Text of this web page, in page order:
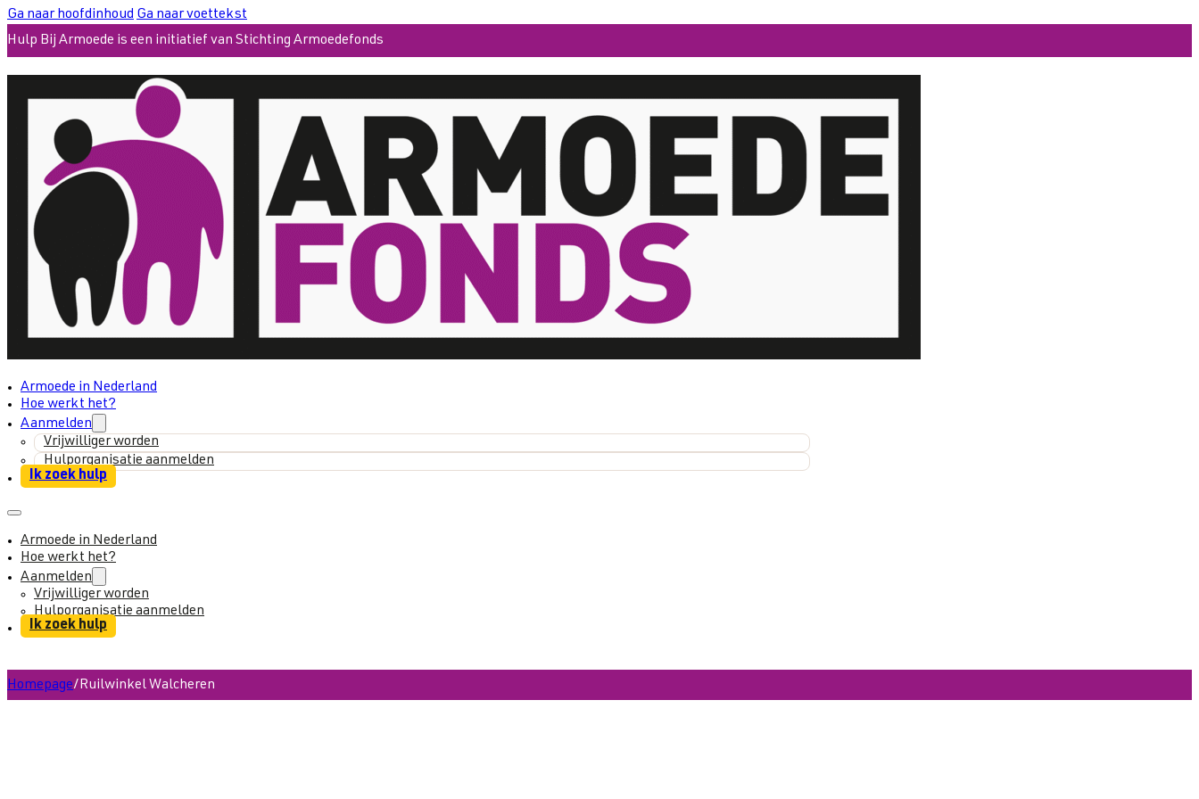
Ga naar hoofdinhoud Ga naar voettekst
Hulp Bij Armoede is een initiatief van Stichting Armoedefonds
Armoede in Nederland
Hoe werkt het?
Aanmelden
Vrijwilliger worden
Hulporganisatie aanmelden
Ik zoek hulp
Armoede in Nederland
Hoe werkt het?
Aanmelden
Vrijwilliger worden
Hulporganisatie aanmelden
Ik zoek hulp
Homepage/Ruilwinkel Walcheren